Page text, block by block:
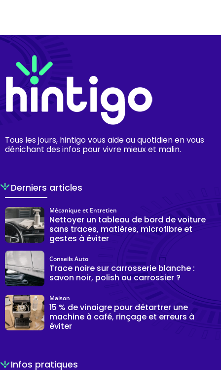
Tous les jours, hintigo vous aide au quotidien en vous
dénichant des infos pour vivre mieux et malin.
Derniers articles
Nettoyer un tableau de bord de voiture
sans traces, matières, microfibre et
gestes à éviter
Mécanique et Entretien
Trace noire sur carrosserie blanche :
savon noir, polish ou carrossier ?
Conseils Auto
15 % de vinaigre pour détartrer une
machine à café, rinçage et erreurs à
éviter
Maison
Infos pratiques